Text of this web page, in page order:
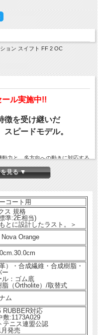
ョン スイフト FF 2 OC
ル実施中!!
徴を受け継いだ
ピードモデル。
力と、多方向への動きに対応する
、クッション性を高めています。
上で素早い蹴り出しや切り返しが
のソールデザインを反映した、オ
見る ▼
コート用
ス 規格
準:2E相当)
とに設計したラスト。＞
Orange
）・合成繊維・合成樹脂・
ー
ル：ゴム底
（Ortholite）/取替式
ム
RUBBER対応
敷:1173A029
テニス連盟公認
発売